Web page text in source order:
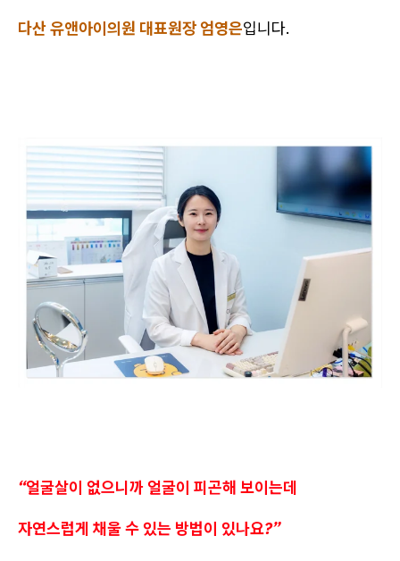
다산 유앤아이의원 대표원장 엄영은입니다.
“얼굴살이 없으니까 얼굴이 피곤해 보이는데
자연스럽게 채울 수 있는 방법이 있나요?”